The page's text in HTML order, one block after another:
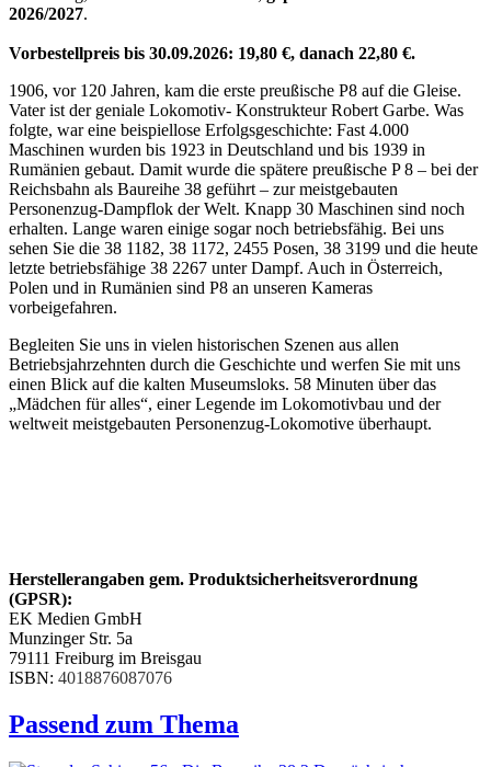
2026/2027.
Vorbestellpreis bis 30.09.2026: 19,80 €, danach 22,80 €.
1906, vor 120 Jahren, kam die erste preußische P8 auf die Gleise.
Vater ist der geniale Lokomotiv- Konstrukteur Robert Garbe. Was
folgte, war eine beispiellose Erfolgsgeschichte: Fast 4.000
Maschinen wurden bis 1923 in Deutschland und bis 1939 in
Rumänien gebaut. Damit wurde die spätere preußische P 8 – bei der
Reichsbahn als Baureihe 38 geführt – zur meistgebauten
Personenzug-Dampflok der Welt. Knapp 30 Maschinen sind noch
erhalten. Lange waren einige sogar noch betriebsfähig. Bei uns
sehen Sie die 38 1182, 38 1172, 2455 Posen, 38 3199 und die heute
letzte betriebsfähige 38 2267 unter Dampf. Auch in Österreich,
Polen und in Rumänien sind P8 an unseren Kameras
vorbeigefahren.
Begleiten Sie uns in vielen historischen Szenen aus allen
Betriebsjahrzehnten durch die Geschichte und werfen Sie mit uns
einen Blick auf die kalten Museumsloks. 58 Minuten über das
„Mädchen für alles“, einer Legende im Lokomotivbau und der
weltweit meistgebauten Personenzug-Lokomotive überhaupt.
Herstellerangaben gem. Produktsicherheitsverordnung
(GPSR):
EK Medien GmbH
Munzinger Str. 5a
79111 Freiburg im Breisgau
ISBN: 4018876087076
Passend zum Thema